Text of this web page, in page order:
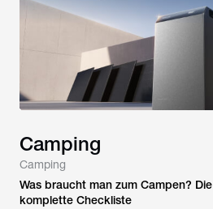
Camping
Camping
Was braucht man zum Campen? Die
komplette Checkliste